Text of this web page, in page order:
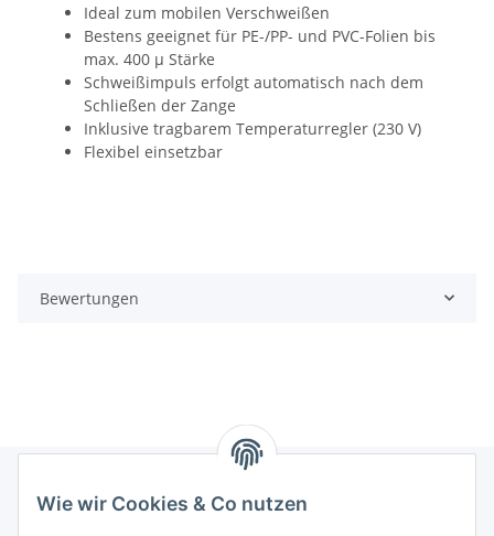
Ideal zum mobilen Verschweißen
Bestens geeignet für PE-/PP- und PVC-Folien bis
max. 400 µ Stärke
Schweißimpuls erfolgt automatisch nach dem
Schließen der Zange
Inklusive tragbarem Temperaturregler (230 V)
Flexibel einsetzbar
Bewertungen
Wie wir Cookies & Co nutzen